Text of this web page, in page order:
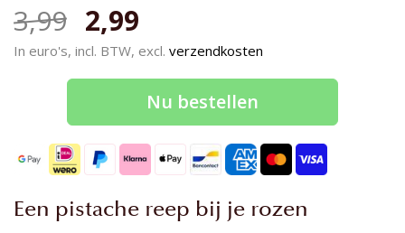
2,99
3,99
In euro's, incl. BTW, excl. verzendkosten
Nu bestellen
Een pistache reep bij je rozen
van
de
afbeeldingen-